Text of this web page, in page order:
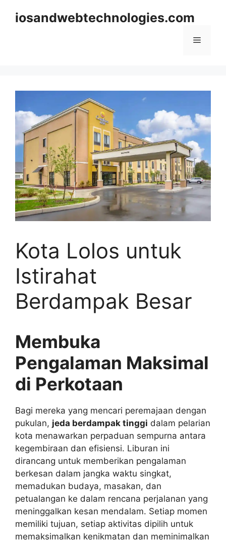
iosandwebtechnologies.com
Menu
Kota Lolos untuk
Istirahat
Berdampak Besar
Membuka
Pengalaman Maksimal
di Perkotaan
Bagi mereka yang mencari peremajaan dengan
pukulan, jeda berdampak tinggi dalam pelarian
kota menawarkan perpaduan sempurna antara
kegembiraan dan efisiensi. Liburan ini
dirancang untuk memberikan pengalaman
berkesan dalam jangka waktu singkat,
memadukan budaya, masakan, dan
petualangan ke dalam rencana perjalanan yang
meninggalkan kesan mendalam. Setiap momen
memiliki tujuan, setiap aktivitas dipilih untuk
memaksimalkan kenikmatan dan meminimalkan